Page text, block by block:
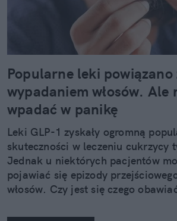
Popularne leki powiązano
wypadaniem włosów. Ale
wpadać w panikę
Leki GLP-1 zyskały ogromną
skuteczności w leczeniu cukrzycy
Jednak u niektórych pacjentów
pojawiać się epizody
włosów. Czy jest się czego